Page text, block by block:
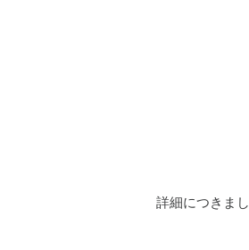
詳細につきま